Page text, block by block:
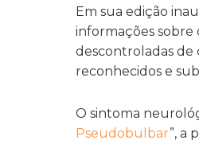
Em sua edição
informações sobre
descontroladas de
reconhecidos e
O sintoma
Pseudobulbar”, a